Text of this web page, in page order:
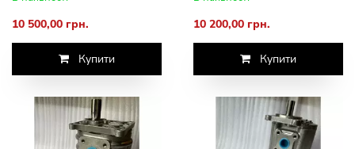
10 500,00 грн.
Купити
10 200,00 грн.
Купити